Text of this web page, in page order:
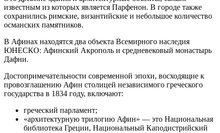
известным из которых является Парфенон. В городе также
сохранились римские, византийские и небольшое количество
османских памятников.
В Афинах находятся два объекта Всемирного наследия
ЮНЕСКО: Афинский Акрополь и средневековый монастырь
Дафни.
Достопримечательности современной эпохи, восходящие к
провозглашению Афин столицей независимого греческого
государства в 1834 году, включают:
греческий парламент;
«архитектурную трилогию Афин» — это Национальная
библиотека Греции, Национальный Каподистрийский